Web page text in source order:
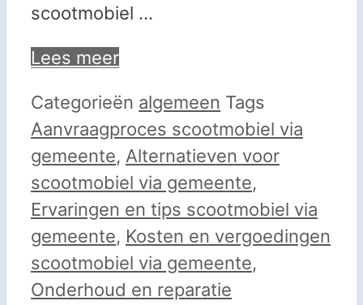
scootmobiel …
Lees meer
Categorieën algemeen Tags
Aanvraagproces scootmobiel via
gemeente, Alternatieven voor
scootmobiel via gemeente,
Ervaringen en tips scootmobiel via
gemeente, Kosten en vergoedingen
scootmobiel via gemeente,
Onderhoud en reparatie